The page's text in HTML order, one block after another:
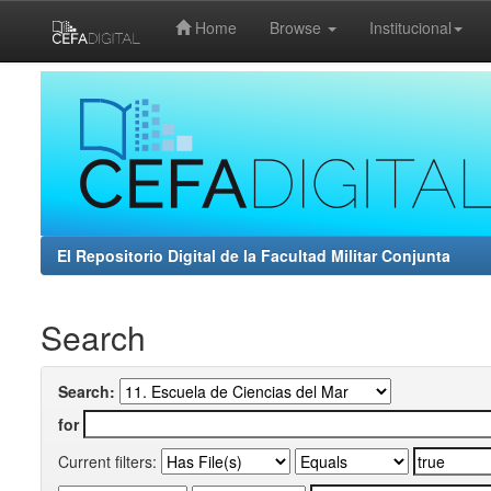
Home Browse Institucional
El Repositorio Digital de la Facultad Militar Conjunta
Search
Search:
for
Current filters: